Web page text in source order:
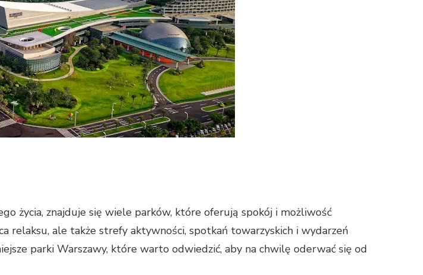
życia, znajduje się wiele parków, które oferują spokój i możliwość
relaksu, ale także strefy aktywności, spotkań towarzyskich i wydarzeń
parki Warszawy, które warto odwiedzić, aby na chwilę oderwać się od